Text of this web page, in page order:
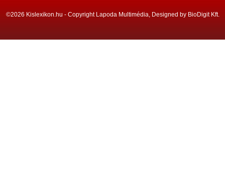
©2026 Kislexikon.hu - Copyright Lapoda Multimédia, Designed by BioDigit Kft.